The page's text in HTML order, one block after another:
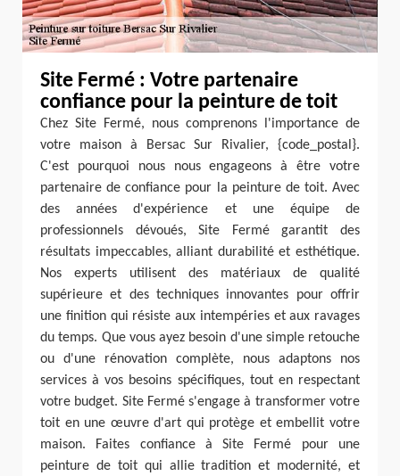
Site Fermé : Votre partenaire
confiance pour la peinture de toit
Chez Site Fermé, nous comprenons l'importance de
votre maison à Bersac Sur Rivalier, {code_postal}.
C'est pourquoi nous nous engageons à être votre
partenaire de confiance pour la peinture de toit. Avec
des années d'expérience et une équipe de
professionnels dévoués, Site Fermé garantit des
résultats impeccables, alliant durabilité et esthétique.
Nos experts utilisent des matériaux de qualité
supérieure et des techniques innovantes pour offrir
une finition qui résiste aux intempéries et aux ravages
du temps. Que vous ayez besoin d'une simple retouche
ou d'une rénovation complète, nous adaptons nos
services à vos besoins spécifiques, tout en respectant
votre budget. Site Fermé s'engage à transformer votre
toit en une œuvre d'art qui protège et embellit votre
maison. Faites confiance à Site Fermé pour une
peinture de toit qui allie tradition et modernité, et